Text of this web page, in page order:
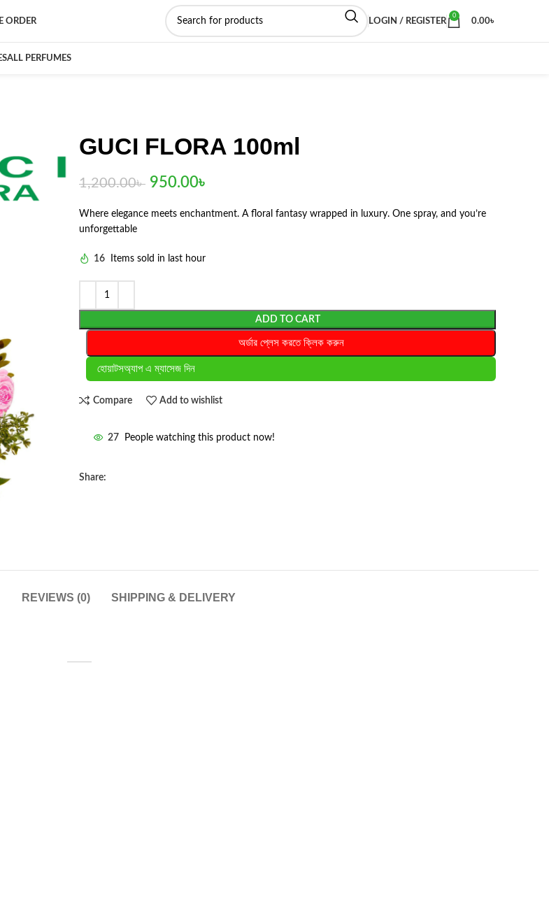
ORDER LOGIN / REGISTER
0
0.00৳
ALL PERFUMES
GUCI FLORA 100ml
1,200.00৳ 950.00৳
Where elegance meets enchantment. A floral fantasy wrapped in luxury. One spray, and you’re
unforgettable
16 Items sold in last hour
ADD TO CART
অর্ডার প্লেস করতে ক্লিক করুন
হোয়াটসঅ্যাপ এ ম্যাসেজ দিন
Compare Add to wishlist
27 People watching this product now!
Share:
REVIEWS (0) SHIPPING & DELIVERY